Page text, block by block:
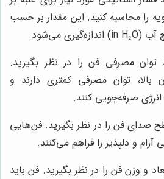
را محاسبه کنید. این مقدار بر حسب
توان مصرفی فن را در نظر بگیرید.
بالا، توان مصرفی کمتری دارند و
صرفه‌جویی کنند.
صدای فن را در نظر بگیرید. فن‌هایی
و دلپذیر را فراهم می‌کنند.
و وزن فن را در نظر بگیرید. فن باید